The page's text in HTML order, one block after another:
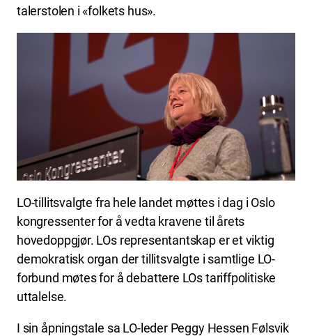
talerstolen i «folkets hus».
LO-tillitsvalgte fra hele landet møttes i dag i Oslo
kongressenter for å vedta kravene til årets
hovedoppgjør. LOs representantskap er et viktig
demokratisk organ der tillitsvalgte i samtlige LO-
forbund møtes for å debattere LOs tariffpolitiske
uttalelse.
I sin åpningstale sa LO-leder Peggy Hessen Følsvik